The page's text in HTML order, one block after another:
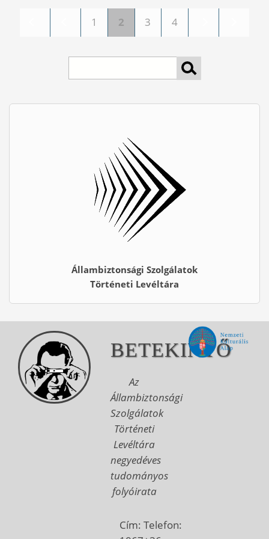
Oldalak 1 2 3 4
Állambiztonsági Szolgálatok
Történeti Levéltára
BETEKINTŐ
Az
Állambiztonsági
Szolgálatok
Történeti
Levéltára
negyedéves
tudományos
folyóirata
Cím: Telefon: